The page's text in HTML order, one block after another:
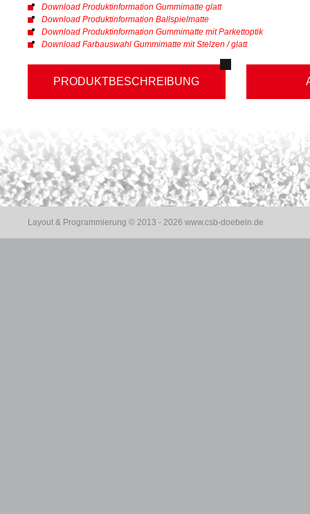
Download Produktinformation Gummimatte glatt
Download Produktinformation Ballspielmatte
Download Produktinformation Gummimatte mit Parkettoptik
Download Farbauswahl Gummimatte mit Stelzen / glatt
PRODUKTBESCHREIBUNG
Layout & Programmierung © 2013 - 2026 www.csb-doebeln.de